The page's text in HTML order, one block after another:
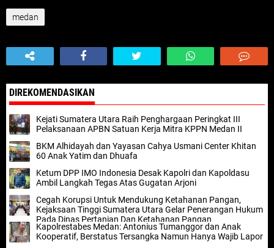
medan
DIREKOMENDASIKAN
Kejati Sumatera Utara Raih Penghargaan Peringkat III
Pelaksanaan APBN Satuan Kerja Mitra KPPN Medan II
BKM Alhidayah dan Yayasan Cahya Usmani Center Khitan
60 Anak Yatim dan Dhuafa
Ketum DPP IMO Indonesia Desak Kapolri dan Kapoldasu
Ambil Langkah Tegas Atas Gugatan Arjoni
Cegah Korupsi Untuk Mendukung Ketahanan Pangan,
Kejaksaan Tinggi Sumatera Utara Gelar Penerangan Hukum
Pada Dinas Pertanian Dan Ketahanan Pangan
Kapolrestabes Medan: Antonius Tumanggor dan Anak
Kooperatif, Berstatus Tersangka Namun Hanya Wajib Lapor